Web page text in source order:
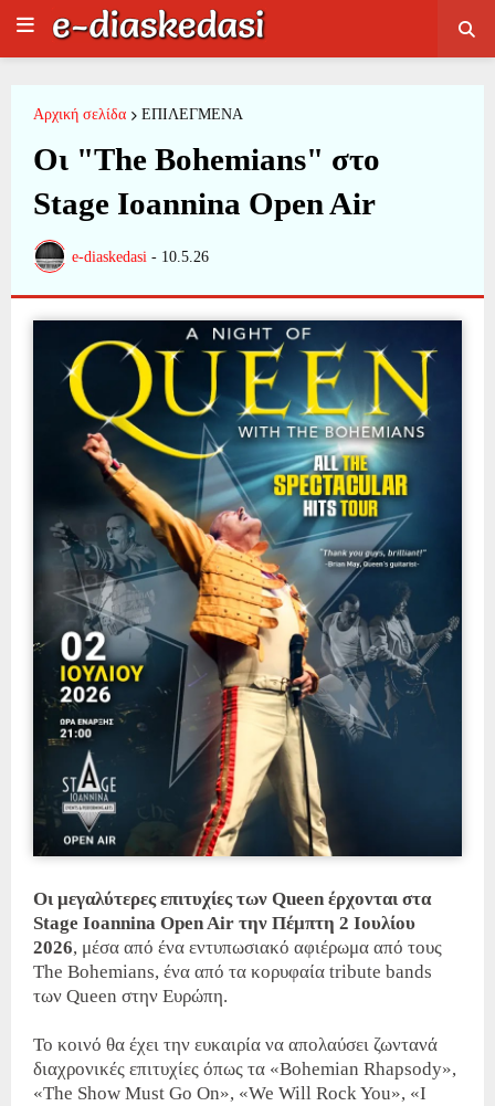
Αρχική σελίδα ΕΠΙΛΕΓΜΕΝΑ
Οι "The Bohemians" στο
Stage Ioannina Open Air
e-diaskedasi - 10.5.26
Οι μεγαλύτερες επιτυχίες των Queen έρχονται στα
Stage Ioannina Open Air την Πέμπτη 2 Ιουλίου
2026, μέσα από ένα εντυπωσιακό αφιέρωμα από τους
The Bohemians, ένα από τα κορυφαία tribute bands
των Queen στην Ευρώπη.
Το κοινό θα έχει την ευκαιρία να απολαύσει ζωντανά
διαχρονικές επιτυχίες όπως τα «Bohemian Rhapsody»,
«The Show Must Go On», «We Will Rock You», «I